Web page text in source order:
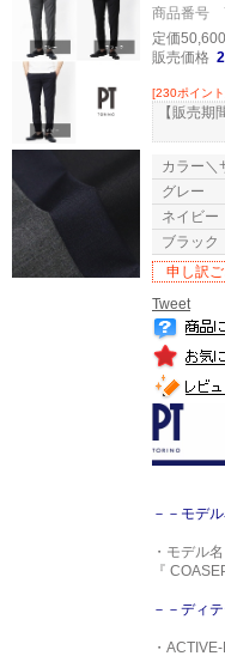
商品番号
定価
販売価格
[230ポイン
【販売期
カラー＼
グレー
ネイビー
ブラック
申し訳
Tweet
－－モデ
・モデル
『
－－ディ
・